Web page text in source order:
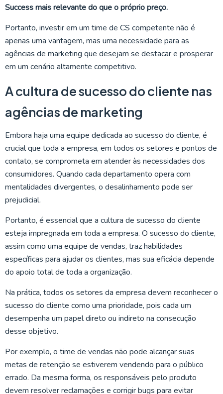
Success mais relevante do que o próprio preço.
Portanto, investir em um time de CS competente não é
apenas uma vantagem, mas uma necessidade para as
agências de marketing que desejam se destacar e prosperar
em um cenário altamente competitivo.
A cultura de sucesso do cliente nas
agências de marketing
Embora haja uma equipe dedicada ao sucesso do cliente, é
crucial que toda a empresa, em todos os setores e pontos de
contato, se comprometa em atender às necessidades dos
consumidores. Quando cada departamento opera com
mentalidades divergentes, o desalinhamento pode ser
prejudicial.
Portanto, é essencial que a cultura de sucesso do cliente
esteja impregnada em toda a empresa. O sucesso do cliente,
assim como uma equipe de vendas, traz habilidades
específicas para ajudar os clientes, mas sua eficácia depende
do apoio total de toda a organização.
Na prática, todos os setores da empresa devem reconhecer o
sucesso do cliente como uma prioridade, pois cada um
desempenha um papel direto ou indireto na consecução
desse objetivo.
Por exemplo, o time de vendas não pode alcançar suas
metas de retenção se estiverem vendendo para o público
errado. Da mesma forma, os responsáveis pelo produto
devem resolver reclamações e corrigir bugs para evitar